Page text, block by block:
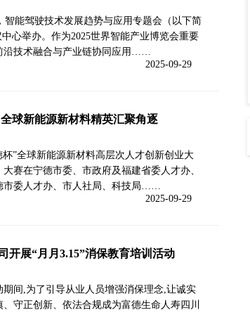
能驾驶技术发展趋势与应用专题会（以下简
心举办。作为2025世界智能产业博览会重要
沿技术融合与产业链协同应用……
2025-09-29
球新能源新材料精英汇聚角逐
杯”全球新能源新材料高层次人才创新创业大
赛在宁德市委、市政府及福建省委人才办、
市委人才办、市人社局、科技局……
2025-09-29
开展“月月3.15”消保教育培训活动
间,为了引导从业人员增强消保理念,让诚实
守正创新、依法合规成为富德生命人寿四川